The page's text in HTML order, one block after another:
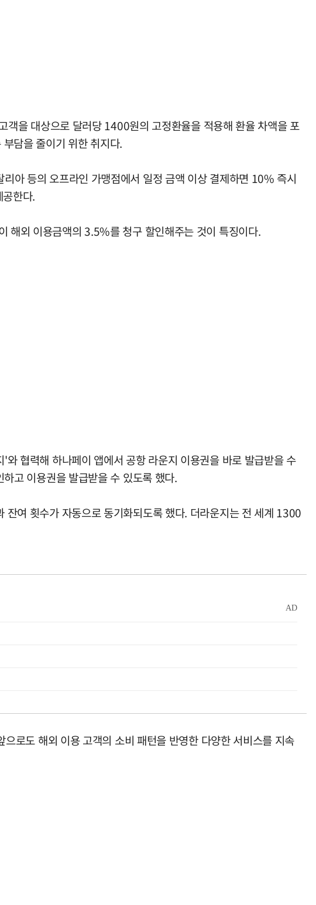
을 대상으로 달러당 1400원의 고정환율을 적용해 환율 차액을 포
담을 줄이기 위한 취지다.
아 등의 오프라인 가맹점에서 일정 금액 이상 결제하면 10% 즉시
한다.
해외 이용금액의 3.5%를 청구 할인해주는 것이 특징이다.
협력해 하나페이 앱에서 공항 라운지 이용권을 바로 발급받을 수
고 이용권을 발급받을 수 있도록 했다.
여 횟수가 자동으로 동기화되도록 했다. 더라운지는 전 세계 1300
로도 해외 이용 고객의 소비 패턴을 반영한 다양한 서비스를 지속